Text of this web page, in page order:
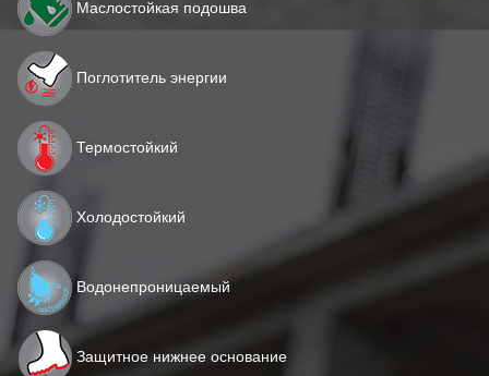
Маслостойкая подошва
Поглотитель энергии
Термостойкий
Холодостойкий
Водонепроницаемый
Защитное нижнее основание